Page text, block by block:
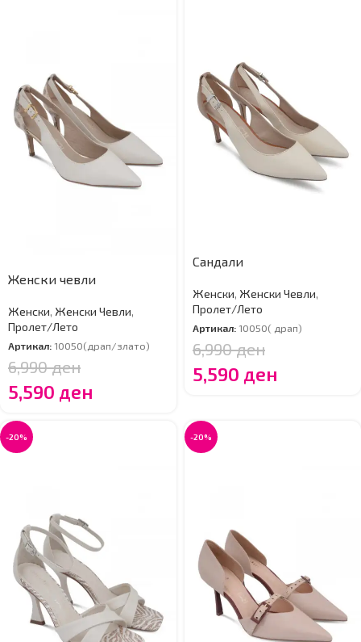
Женски чевли
Женски, Женски Чевли,
Пролет/Лето
Артикал: 10050(драп/злато)
6,990ден
5,590 ден
Сандали
Женски, Женски Чевли,
Пролет/Лето
Артикал: 10050( драп)
6,990ден
5,590 ден
-20% -20%